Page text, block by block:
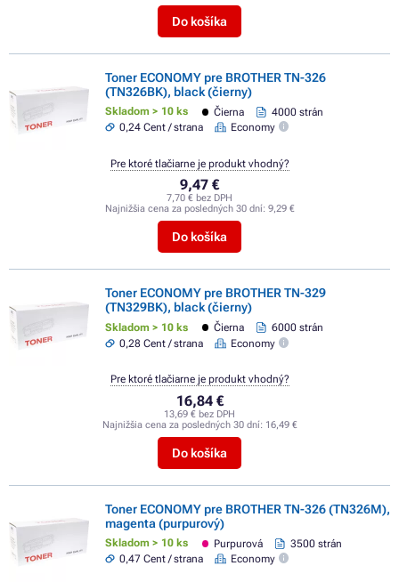
Do košíka
Toner ECONOMY pre BROTHER TN-326
(TN326BK), black (čierny)
Skladom > 10 ks Čierna
4000 strán
0,24 Cent / strana
Economy
9,47 €
7,70 € bez DPH
Najnižšia cena za posledných 30 dní: 9,29 €
Do košíka
Pre ktoré tlačiarne je produkt vhodný?
Toner ECONOMY pre BROTHER TN-329
(TN329BK), black (čierny)
Skladom > 10 ks Čierna
6000 strán
0,28 Cent / strana
Economy
16,84 €
13,69 € bez DPH
Najnižšia cena za posledných 30 dní: 16,49 €
Do košíka
Pre ktoré tlačiarne je produkt vhodný?
Toner ECONOMY pre BROTHER TN-326 (TN326M),
magenta (purpurový)
Skladom > 10 ks Purpurová
3500 strán
0,47 Cent / strana
Economy